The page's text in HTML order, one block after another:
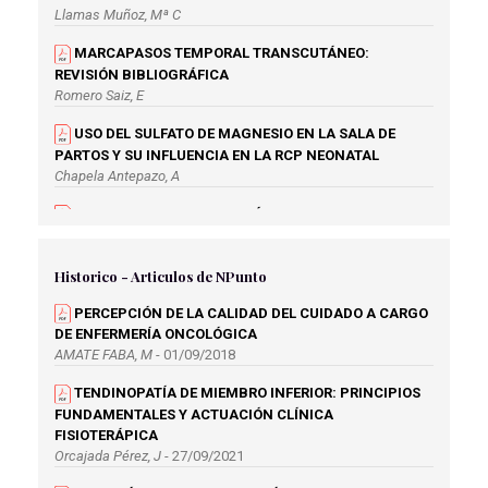
Llamas Muñoz, Mª C
MARCAPASOS TEMPORAL TRANSCUTÁNEO:
REVISIÓN BIBLIOGRÁFICA
Romero Saiz, E
USO DEL SULFATO DE MAGNESIO EN LA SALA DE
PARTOS Y SU INFLUENCIA EN LA RCP NEONATAL
Chapela Antepazo, A
FLUIDOTERAPIA DE ELECCIÓN ANTE EL SHOCK
INICIAL DEL SHOCK?
Curiel Braco, C
ACTUALIDAD
Romero Saiz, E
SISTEMA INTERNACIONAL DE TRIAJE: USO Y
Historico - Articulos de NPunto
PERCEPCIÓN DE LA CALIDAD DEL CUIDADO A CARGO
DE ENFERMERÍA ONCOLÓGICA
AMATE FABA, M - 01/09/2018
TENDINOPATÍA DE MIEMBRO INFERIOR: PRINCIPIOS
FUNDAMENTALES Y ACTUACIÓN CLÍNICA
FISIOTERÁPICA
Orcajada Pérez, J - 27/09/2021